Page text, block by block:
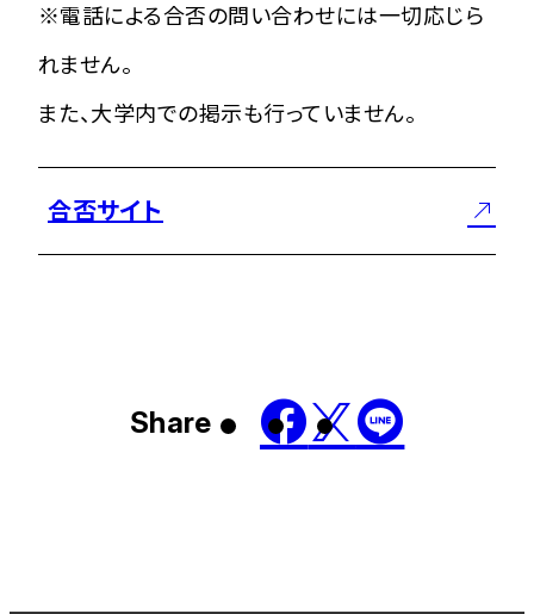
※電話による合否の問い合わせには一切応じら
れません。
また、大学内での掲示も行っていません。
合否サイト
Share